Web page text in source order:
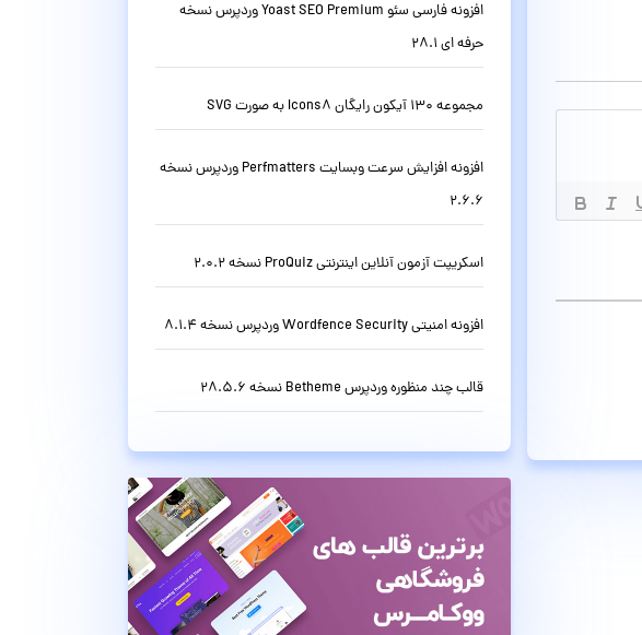
افزونه فارسی سئو Yoast SEO Premium وردپرس نسخه
حرفه ای 28.1
مجموعه 130 آیکون رایگان Icons8 به صورت SVG
افزونه افزایش سرعت وبسایت Perfmatters وردپرس نسخه
2.6.6
اسکریپت آزمون آنلاین اینترنتی ProQuiz نسخه 2.0.2
افزونه امنیتی Wordfence Security وردپرس نسخه 8.1.4
قالب چند منظوره وردپرس Betheme نسخه 28.5.6